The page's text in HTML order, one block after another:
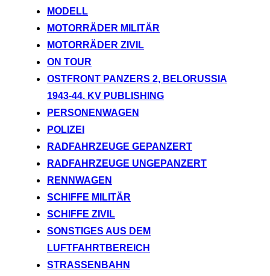
MODELL
MOTORRÄDER MILITÄR
MOTORRÄDER ZIVIL
ON TOUR
OSTFRONT PANZERS 2, BELORUSSIA
1943-44. KV PUBLISHING
PERSONENWAGEN
POLIZEI
RADFAHRZEUGE GEPANZERT
RADFAHRZEUGE UNGEPANZERT
RENNWAGEN
SCHIFFE MILITÄR
SCHIFFE ZIVIL
SONSTIGES AUS DEM
LUFTFAHRTBEREICH
STRASSENBAHN